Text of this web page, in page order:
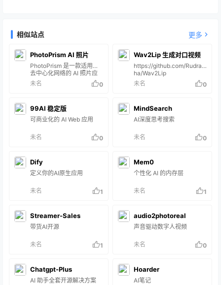
相似站点 更多
PhotoPrism AI 照片
PhotoPrism 是一款适用于
去中心化网络的 AI 照片应
用。它利用最新技术自动标
记和查找图片，不会妨碍
能： 浏览所有照片和视频，
无需担心RAW 转换、重复
过滤器轻松找到特定图片 识
别你的家人和朋友的面孔 根
果中的实况照片上即可播放
实况照片 由于用户界面是一
个渐进式 W…
未名 0
Wav2Lip 生成对口视频
https://github.com/Rudrab
ha/Wav2Lip
未名
0
99AI 稳定版
可商业化的 AI Web 应用
未名 0
MindSearch
AI深度思考搜索
未名 0
Dify
定义你的AI原生应用
未名 1
Mem0
个性化 AI 的内存层
未名 1
Streamer-Sales
带货AI开源
未名 1
audio2photoreal
声音驱动数字人视频
未名 0
Chatgpt-Plus
AI 助手全套开源解决方案
Hoarder
AI笔记